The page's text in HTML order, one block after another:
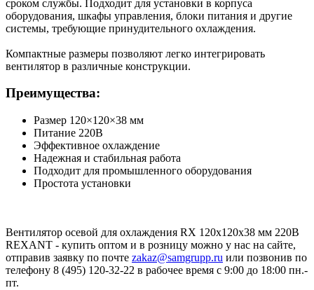
сроком службы. Подходит для установки в корпуса
оборудования, шкафы управления, блоки питания и другие
системы, требующие принудительного охлаждения.
Компактные размеры позволяют легко интегрировать
вентилятор в различные конструкции.
Преимущества:
Размер 120×120×38 мм
Питание 220В
Эффективное охлаждение
Надежная и стабильная работа
Подходит для промышленного оборудования
Простота установки
Вентилятор осевой для охлаждения RX 120x120x38 мм 220В
REXANT - купить оптом и в розницу можно у нас на сайте,
отправив заявку по почте zakaz@samgrupp.ru или позвонив по
телефону 8 (495) 120-32-22 в рабочее время с 9:00 до 18:00 пн.-
пт.